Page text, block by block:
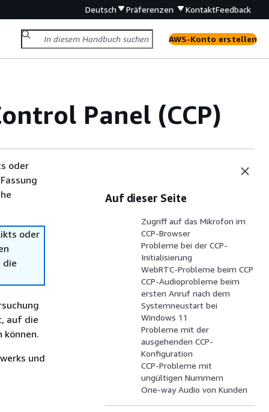
Deutsch Präferenzen KontaktFeedback
AWS-Konto erstellen
Panel (CCP)
oder
oder
die
auf die
können.
und
Auf dieser Seite
Zugriff auf das Mikrofon im
CCP-Browser
Probleme bei der CCP-
Initialisierung
WebRTC-Probleme beim CCP
CCP-Audioprobleme beim
ersten Anruf nach dem
Systemneustart bei
Windows 11
Probleme mit der
ausgehenden CCP-
Konfiguration
CCP-Probleme mit
ungültigen Nummern
One-way Audio von Kunden